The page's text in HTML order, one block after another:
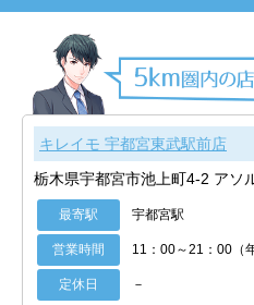
キレイモ 宇都宮東武駅前店
栃木県宇都宮市池上町4-2 アソ
最寄駅 宇都宮駅
営業時間 11：00～21：00（
定休日 －